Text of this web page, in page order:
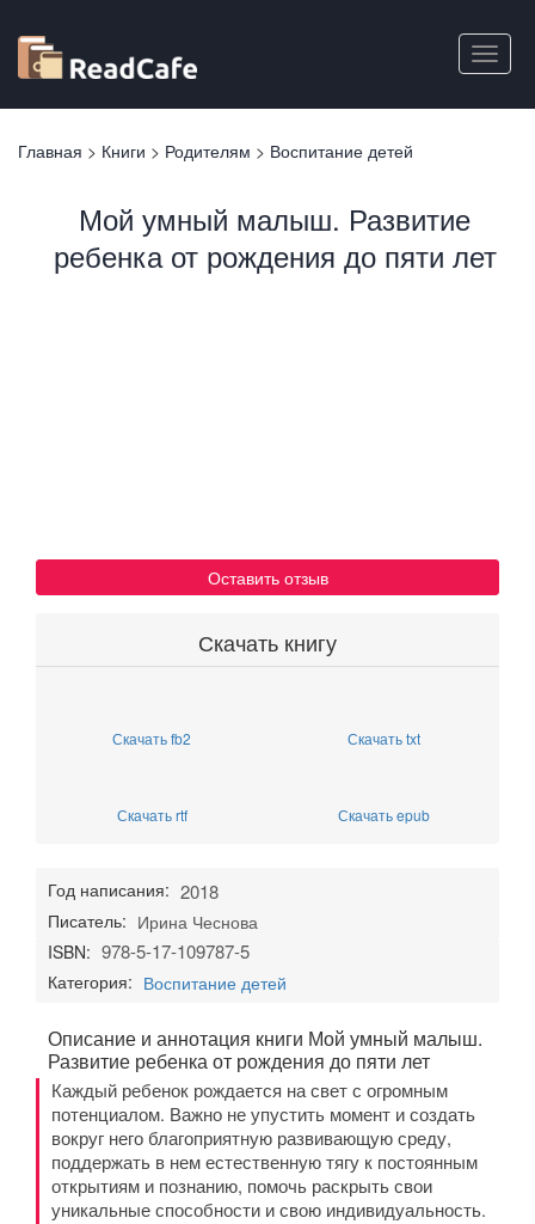
основному
содержанию
Toggle
Вы
Главная > Книги > Родителям > Воспитание детей
Мой умный малыш. Развитие
ребенка от рождения до пяти лет
Оставить отзыв
Скачать книгу
Скачать fb2 Скачать txt
Скачать rtf Скачать epub
Год написания: 2018
Писатель: Ирина Чеснова
ISBN: 978-5-17-109787-5
Категория: Воспитание детей
Описание и аннотация книги Мой умный малыш.
Развитие ребенка от рождения до пяти лет
Каждый ребенок рождается на свет с огромным
потенциалом. Важно не упустить момент и создать
вокруг него благоприятную развивающую среду,
поддержать в нем естественную тягу к постоянным
открытиям и познанию, помочь раскрыть свои
уникальные способности и свою индивидуальность.